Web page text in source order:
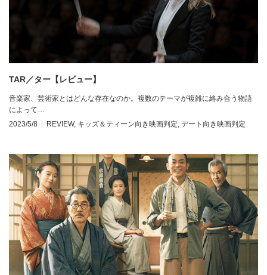
TAR／ター【レビュー】
音楽家、芸術家とはどんな存在なのか。複数のテーマが複雑に絡み合う物語
によって…
2023/5/8
REVIEW, キッズ＆ティーン向き映画判定, デート向き映画判定